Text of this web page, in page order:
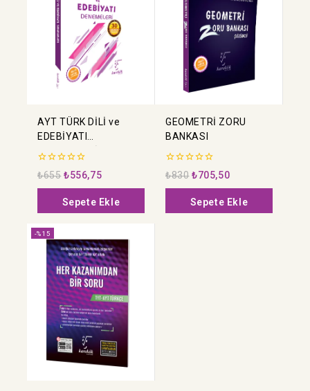
AYT TÜRK DİLİ ve
EDEBİYATI
DENEMELERİ
0
5
üzerinden
₺655 ₺556,75
Sepete Ekle
GEOMETRİ ZORU
BANKASI
0
5
üzerinden
₺830 ₺705,50
Sepete Ekle
-%15